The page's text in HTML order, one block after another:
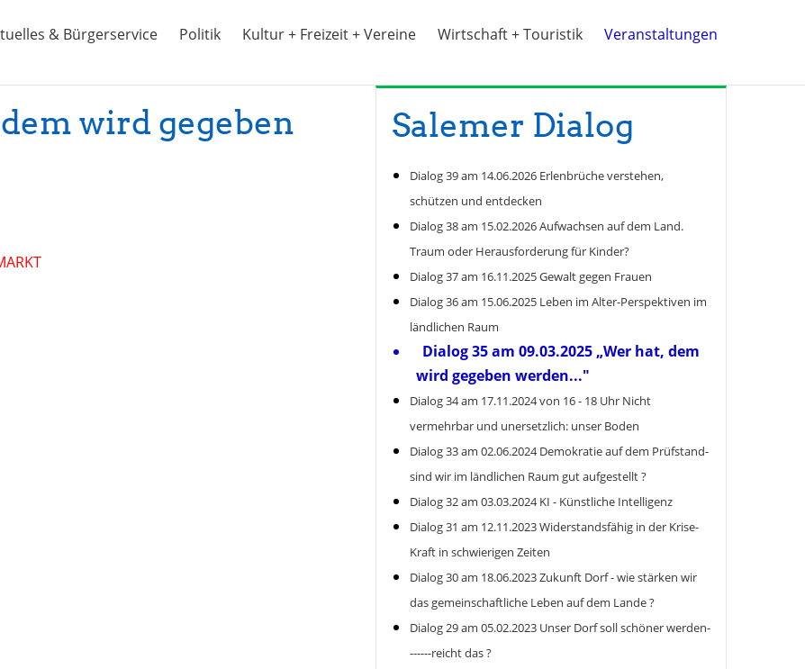
& Bürgerservice Politik Kultur + Freizeit + Vereine Wirtschaft + Touristik Veranstaltungen
wird gegeben
Salemer Dialog
Dialog 39 am 14.06.2026 Erlenbrüche verstehen,
schützen und entdecken
Dialog 38 am 15.02.2026 Aufwachsen auf dem Land.
Traum oder Herausforderung für Kinder?
Dialog 37 am 16.11.2025 Gewalt gegen Frauen
Dialog 36 am 15.06.2025 Leben im Alter-Perspektiven im
ländlichen Raum
Dialog 35 am 09.03.2025 „Wer hat, dem
wird gegeben werden..."
Dialog 34 am 17.11.2024 von 16 - 18 Uhr Nicht
vermehrbar und unersetzlich: unser Boden
Dialog 33 am 02.06.2024 Demokratie auf dem Prüfstand-
sind wir im ländlichen Raum gut aufgestellt ?
Dialog 32 am 03.03.2024 KI - Künstliche Intelligenz
Dialog 31 am 12.11.2023 Widerstandsfähig in der Krise-
Kraft in schwierigen Zeiten
Dialog 30 am 18.06.2023 Zukunft Dorf - wie stärken wir
das gemeinschaftliche Leben auf dem Lande ?
Dialog 29 am 05.02.2023 Unser Dorf soll schöner werden-
------reicht das ?